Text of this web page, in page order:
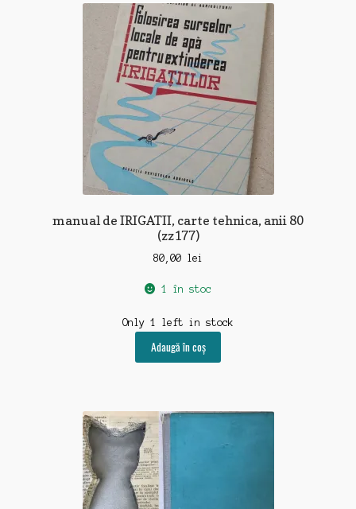
manual de IRIGATII, carte tehnica, anii 80
(zz177)
80,00 lei
1 în stoc
Only 1 left in stock
Adaugă în coș